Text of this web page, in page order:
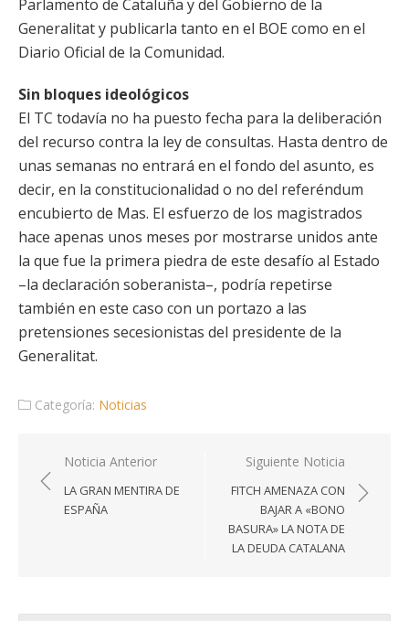
Parlamento de Cataluña y del Gobierno de la
Generalitat y publicarla tanto en el BOE como en el
Diario Oficial de la Comunidad.
Sin bloques ideológicos
El TC todavía no ha puesto fecha para la deliberación
del recurso contra la ley de consultas. Hasta dentro de
unas semanas no entrará en el fondo del asunto, es
decir, en la constitucionalidad o no del referéndum
encubierto de Mas. El esfuerzo de los magistrados
hace apenas unos meses por mostrarse unidos ante
la que fue la primera piedra de este desafío al Estado
–la declaración soberanista–, podría repetirse
también en este caso con un portazo a las
pretensiones secesionistas del presidente de la
Generalitat.
Categoría: Noticias
Navegación
de
entradas
Noticia Anterior
LA GRAN MENTIRA DE
ESPAÑA
Siguiente Noticia
FITCH AMENAZA CON
BAJAR A «BONO
BASURA» LA NOTA DE
LA DEUDA CATALANA